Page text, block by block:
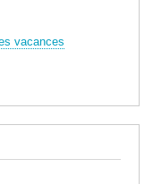
vacances